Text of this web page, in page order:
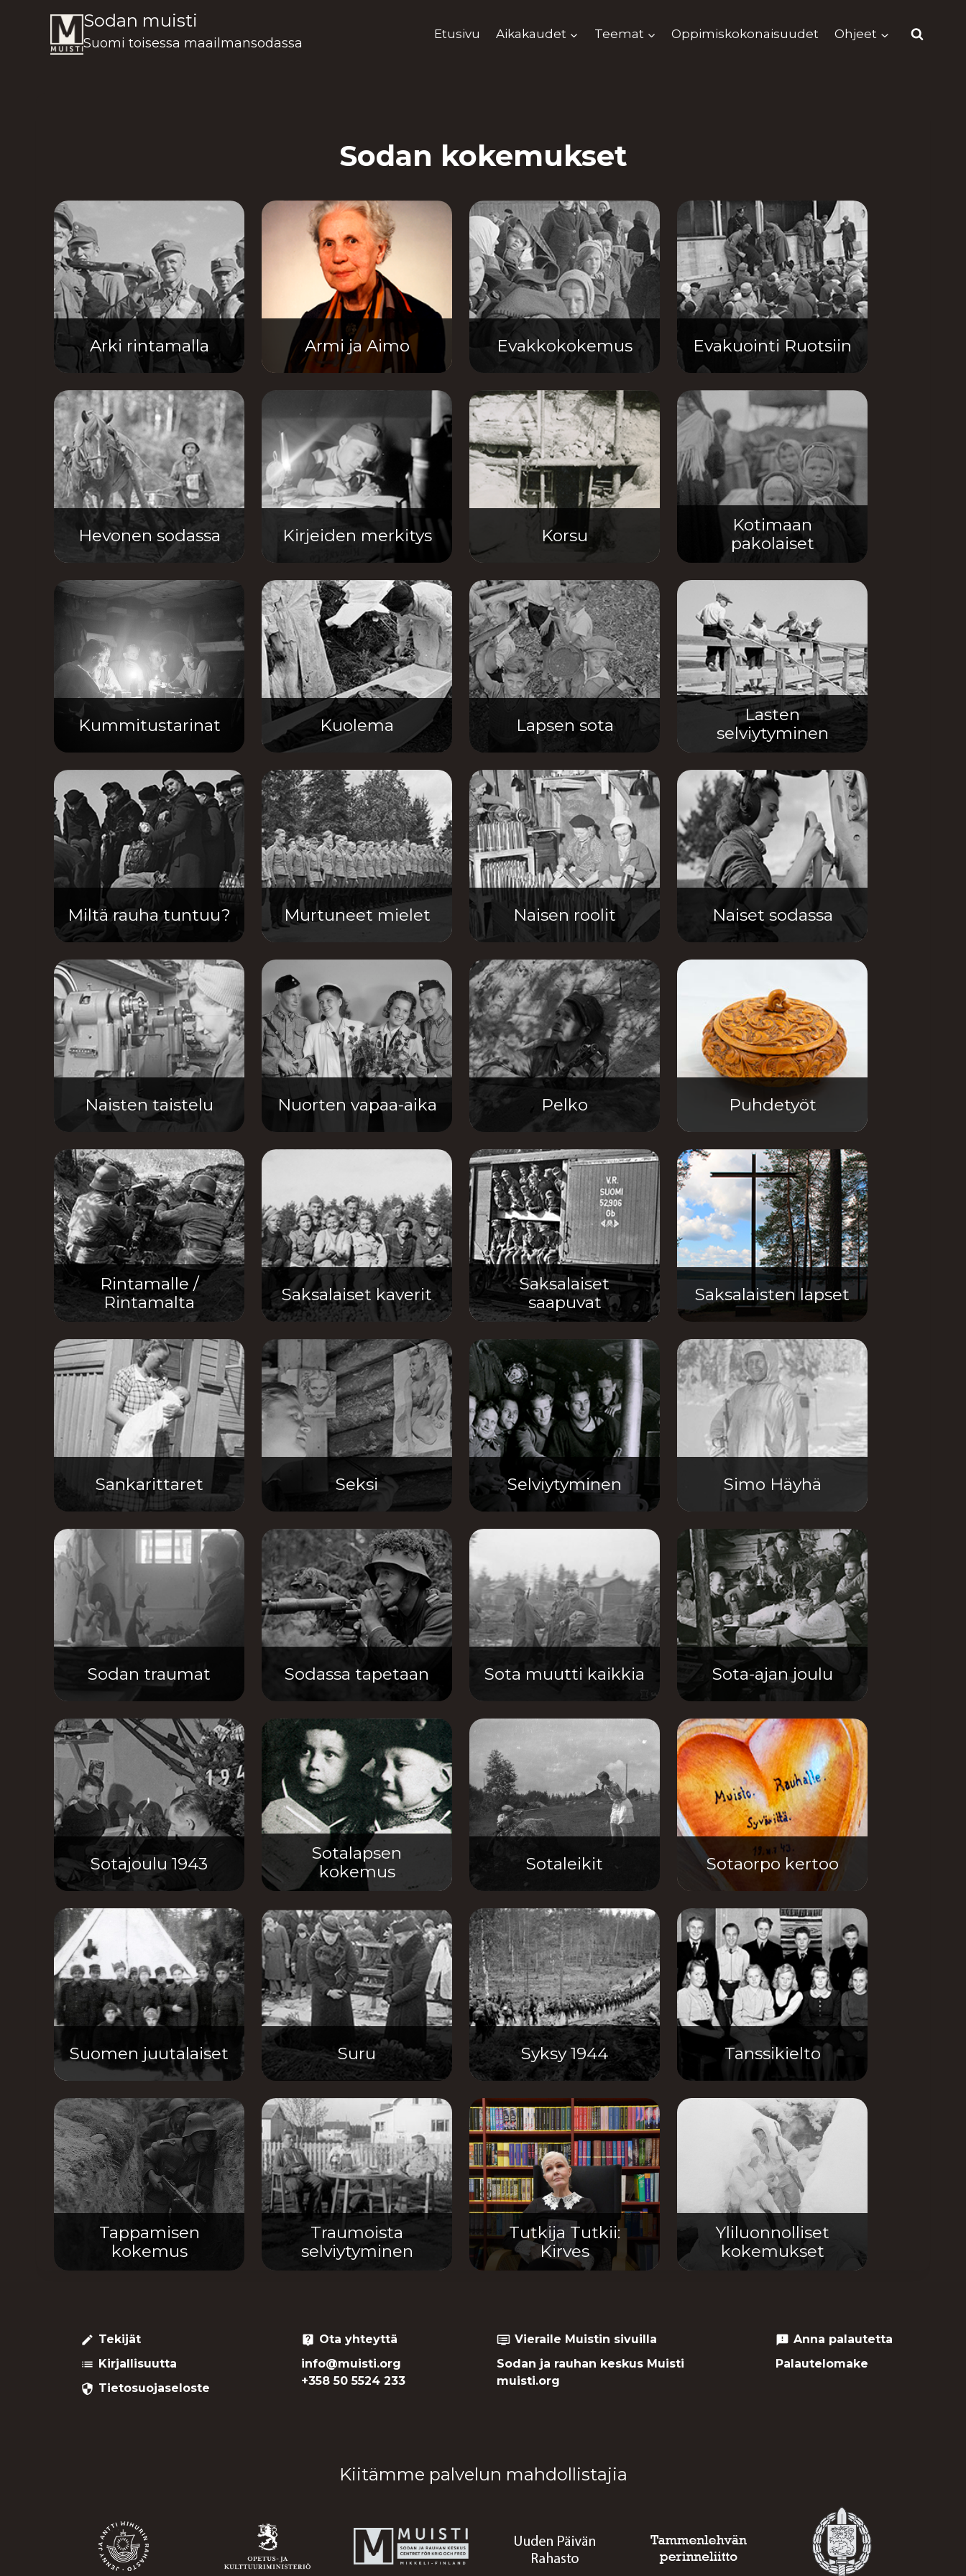
Sodan muisti
Suomi toisessa maailmansodassa
Etusivu Aikakaudet Teemat Oppimiskokonaisuudet Ohjeet
Sodan kokemukset
Arki rintamalla Armi ja Aimo Evakkokokemus Evakuointi Ruotsiin
Hevonen sodassa Kirjeiden merkitys Korsu
Kotimaan
pakolaiset
Kummitustarinat Kuolema Lapsen sota
Lasten
selviytyminen
Miltä rauha tuntuu? Murtuneet mielet Naisen roolit Naiset sodassa
Naisten taistelu Nuorten vapaa-aika Pelko Puhdetyöt
Rintamalle /
Rintamalta
Saksalaiset kaverit
Saksalaiset
saapuvat
Saksalaisten lapset
Sankarittaret Seksi Selviytyminen Simo Häyhä
Sodan traumat Sodassa tapetaan Sota muutti kaikkia Sota-ajan joulu
Sotajoulu 1943
Sotalapsen
kokemus
Sotaleikit Sotaorpo kertoo
Suomen juutalaiset Suru Syksy 1944 Tanssikielto
Tappamisen
kokemus
Traumoista
selviytyminen
Tutkija Tutkii:
Kirves
Yliluonnolliset
kokemukset
create Tekijät
list Kirjallisuutta
security Tietosuojaseloste
live_help Ota yhteyttä
info@muisti.org
+358 50 5524 233
dvr Vieraile Muistin sivuilla
Sodan ja rauhan keskus Muisti
muisti.org
feedback Anna palautetta
Palautelomake
Kiitämme palvelun mahdollistajia